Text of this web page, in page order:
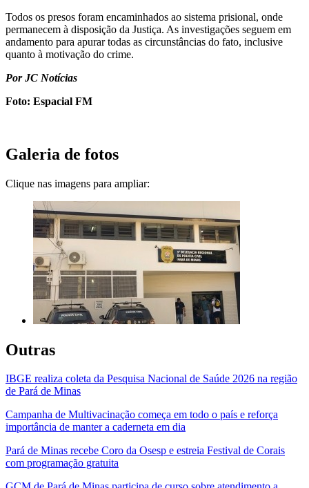
Todos os presos foram encaminhados ao sistema prisional, onde
permanecem à disposição da Justiça. As investigações seguem em
andamento para apurar todas as circunstâncias do fato, inclusive
quanto à motivação do crime.
Por JC Notícias
Foto: Espacial FM
Galeria de fotos
Clique nas imagens para ampliar:
Outras
IBGE realiza coleta da Pesquisa Nacional de Saúde 2026 na região
de Pará de Minas
Campanha de Multivacinação começa em todo o país e reforça
importância de manter a caderneta em dia
Pará de Minas recebe Coro da Osesp e estreia Festival de Corais
com programação gratuita